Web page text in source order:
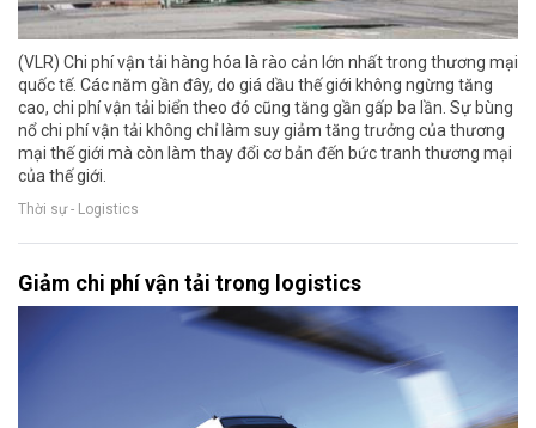
(VLR) Chi phí vận tải hàng hóa là rào cản lớn nhất trong thương mại
quốc tế. Các năm gần đây, do giá dầu thế giới không ngừng tăng
cao, chi phí vận tải biển theo đó cũng tăng gần gấp ba lần. Sự bùng
nổ chi phí vận tải không chỉ làm suy giảm tăng trưởng của thương
mại thế giới mà còn làm thay đổi cơ bản đến bức tranh thương mại
của thế giới.
Thời sự - Logistics
Giảm chi phí vận tải trong logistics